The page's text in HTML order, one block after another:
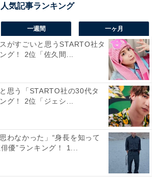
等学校」でした。盛岡第一高校は、
県内外で圧倒的なネームバリューを
関大学合格者数、伝統、そして知的
おいて突出しており、その名を聞い
の集まりであることが伝わります。
中心的存在であり、その名は一種の
く認識されています。
見ると「岩手県公立高校の最難関校
バリューは圧倒的です。難関大学へ
その学力水準の高さは県内外で広く
20代女性／大阪府）、「一高を凌ぐ
一週間 一ヶ月
がすごいと思うSTARTO社タ
グ！ 2位「佐久間...
思う「STARTO社の30代タ
グ！ 2位「ジェシ...
わなかった」“身長を知って
優”ランキング！ 1...